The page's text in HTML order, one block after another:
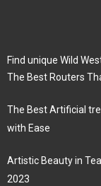
Find unique Wild
The Best Routers
The Best Artificial
with Ease
Artistic Beauty in
2023